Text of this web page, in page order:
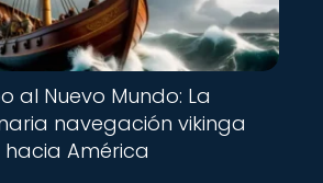
al Nuevo Mundo: La
navegación vikinga
hacia América